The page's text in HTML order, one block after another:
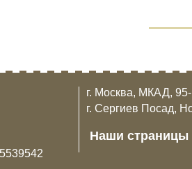
г. Москва, МКАД,
г. Сергиев Посад,
Наши